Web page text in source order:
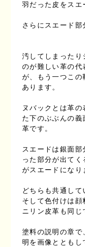
羽だった皮をスエ
さらにスエード
汚してしまったり
のが難しい革の代
が、もう一つこ
あります。
ヌバックとは革
た下のぶぶんの
革です。
スエードは銀面
った部分が出て
がスエードになり
どちらも共通して
そして色付けは
ニリン皮革も同じ
塗料の説明の章
明を画像ととも